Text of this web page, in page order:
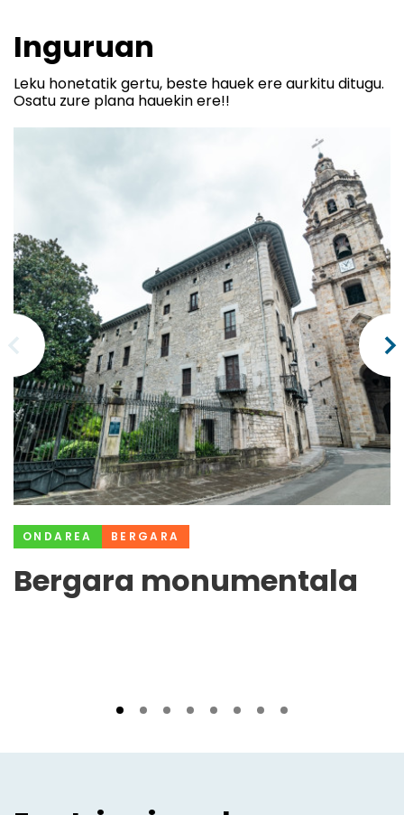
Inguruan
Leku honetatik gertu, beste hauek ere aurkitu ditugu.
Osatu zure plana hauekin ere!!
ONDAREA BERGARA
Bergara monumentala